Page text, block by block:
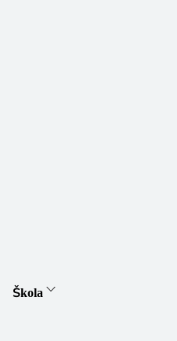
Škola